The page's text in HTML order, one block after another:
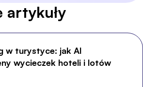
artykuły
w turystyce: jak AI
wycieczek hoteli i lotów